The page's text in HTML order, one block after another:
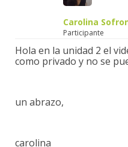
Carolina
Participante
Hola en la unidad 2 el
como privado y no se
un abrazo,
carolina